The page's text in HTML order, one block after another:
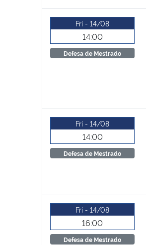
Fri - 14/08
14:00
Defesa de Mestrado
Fri - 14/08
14:00
Defesa de Mestrado
Fri - 14/08
16:00
Defesa de Mestrado